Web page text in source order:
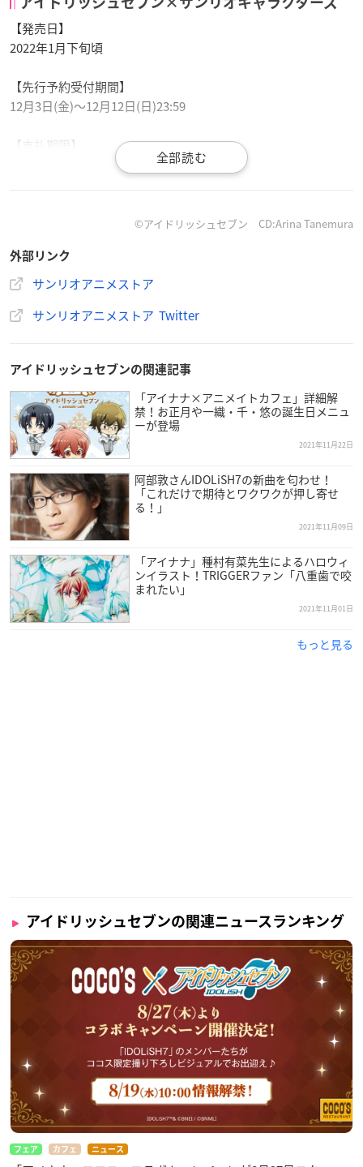
【発売日】
2022年1月下旬頃
【先行予約受付期間】
12月3日(金)～12月12日(日)23:59
【支払期限】
2021年12月12日(日)23:59まで
クレジットカード払い/銀行振り込み/コンビニ支払い/Paidy
🎤新商品情報🎵
の新商品が1月下旬に発売決定❣
なんとサンリオアニメストア《限定発売》です✨
ブラインド商品はBOX購入でコンプリート可能🙌💗
本日より先行予約も開始🛒
詳細はツリーをチェック🔎
pic.twitter.
com/EzbpWlZVXo
— サンリオアニメストア公式 (@sanrioanist)December 3,
2021
🌟先行予約：12月3日(金)～12月12日(日) 23:59
🌟URL：https://t.co/QfEFdv9zCl
🌟発売日：1月下旬頃
確実に手に入れるにはご予約がおすすめです♪
pic.twitter.c
©アイドリッシュセブン CD:Arina Tanemura
外部リンク
サンリオアニメストア
サンリオアニメストア Twitter
アイドリッシュセブンの関連記事
「アイナナ×アニメイトカフェ」詳細解
禁！お正月や一織・千・悠の誕生日メニュ
ーが登場
2021年11月22日
阿部敦さんIDOLiSH7の新曲を匂わせ！
「これだけで期待とワクワクが押し寄せ
る！」
2021年11月09日
「アイナナ」種村有菜先生によるハロウィ
ンイラスト！TRIGGERファン「八重歯で咬
まれたい」
2021年11月01日
もっと見る
アイドリッシュセブンの関連ニュースランキング
フェア カフェ ニュース